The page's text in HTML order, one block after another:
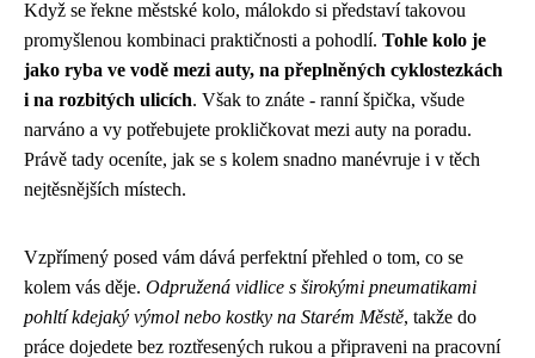
Když se řekne městské kolo, málokdo si představí takovou
promyšlenou kombinaci praktičnosti a pohodlí. Tohle kolo je
jako ryba ve vodě mezi auty, na přeplněných cyklostezkách
i na rozbitých ulicích. Však to znáte - ranní špička, všude
narváno a vy potřebujete prokličkovat mezi auty na poradu.
Právě tady oceníte, jak se s kolem snadno manévruje i v těch
nejtěsnějších místech.
Vzpřímený posed vám dává perfektní přehled o tom, co se
kolem vás děje. Odpružená vidlice s širokými pneumatikami
pohltí kdejaký výmol nebo kostky na Starém Městě, takže do
práce dojedete bez roztřesených rukou a připraveni na pracovní